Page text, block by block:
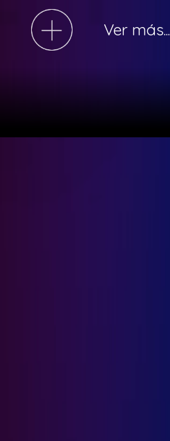
Ver más...